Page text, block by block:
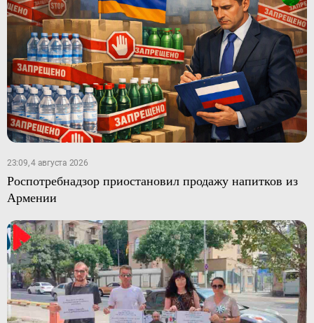
23:09, 4 августа 2026
Роспотребнадзор приостановил продажу напитков из
Армении